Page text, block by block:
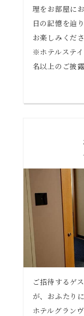
理をお部屋に
日の記憶を辿
お楽しみくださ
※ホテルステ
名以上のご披
ご招待するゲ
が、おふたり
ホテルグラン